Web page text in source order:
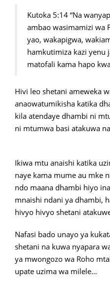
Kutoka 5:14 “Na
ambao wasimamizi wa
yao, wakapigwa,
hamkutimiza kazi yenu
matofali kama hapo
Hivi leo shetani ameweka
anaowatumikisha katika
kila atendaye dhambi ni
ni mtumwa basi atakuwa
Ikiwa mtu anaishi katika
naye kama mume au mke
ndo maana dhambi hiyo
mnaishi ndani ya dhambi,
hivyo hivyo shetani
Nafasi bado unayo ya
shetani na kuwa nyapara
ya mwongozo wa Roho
upate uzima wa milele…